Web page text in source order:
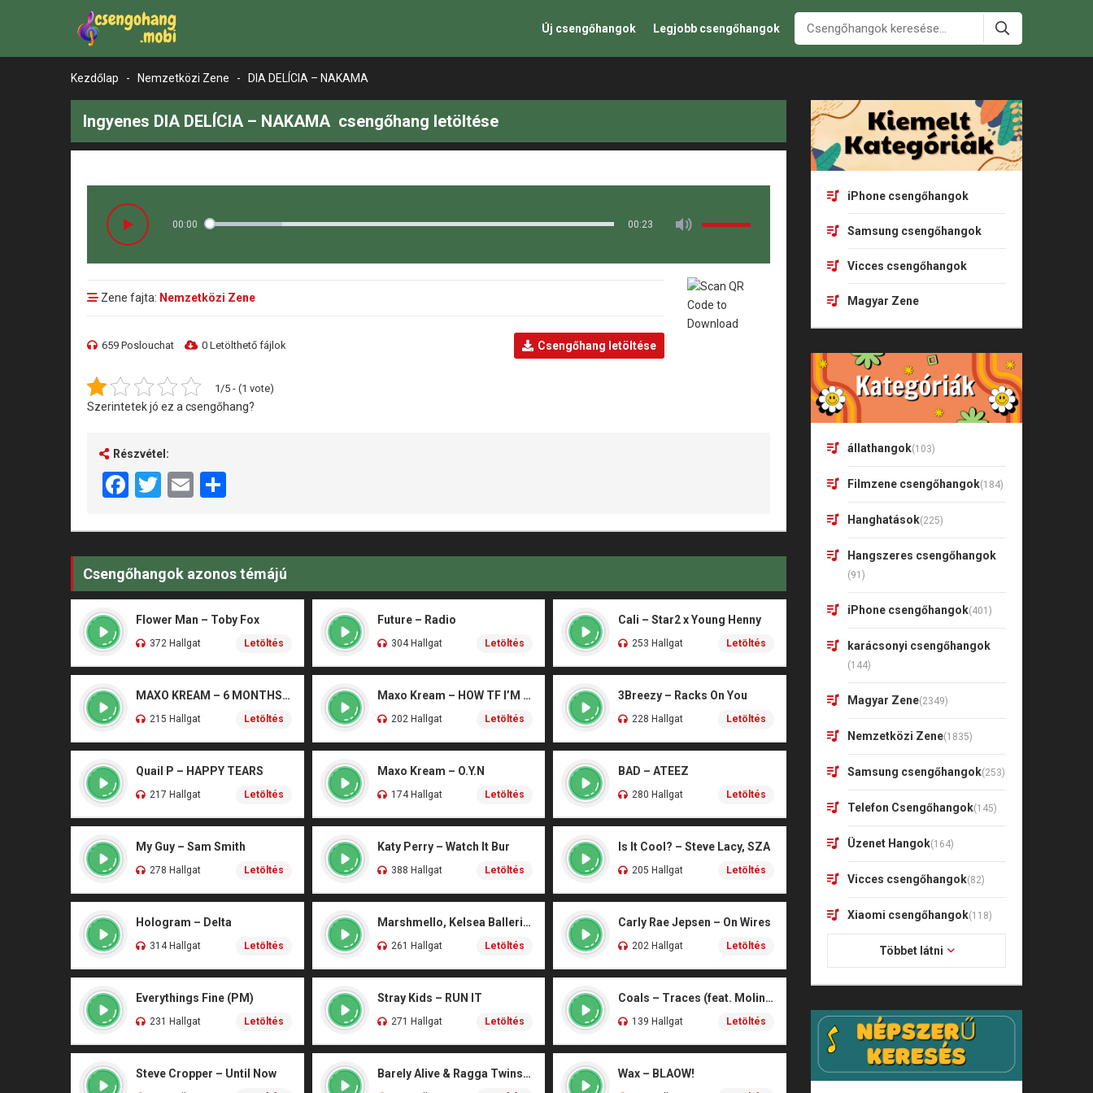
Új csengőhangok Legjobb csengőhangok
Kezdőlap - Nemzetközi Zene - DIA DELÍCIA – NAKAMA
Ingyenes DIA DELÍCIA – NAKAMA csengőhang letöltése
00:00 00:23
Zene fajta: Nemzetközi Zene
659 Poslouchat 0 Letölthető fájlok Csengőhang letöltése
1/5 - (1 vote)
Szerintetek jó ez a csengőhang?
Részvétel:
Facebook
Twitter
Email
Csengőhangok azonos témájú
Flower Man – Toby Fox
372 Hallgat Letöltés
Future – Radio
304 Hallgat Letöltés
Cali – Star2 x Young Henny
253 Hallgat Letöltés
MAXO KREAM – 6 MONTHS CLEAN
215 Hallgat Letöltés
Maxo Kream – HOW TF I’M LUCKY
202 Hallgat Letöltés
3Breezy – Racks On You
228 Hallgat Letöltés
Quail P – HAPPY TEARS
217 Hallgat Letöltés
Maxo Kream – O.Y.N
174 Hallgat Letöltés
BAD – ATEEZ
280 Hallgat Letöltés
My Guy – Sam Smith
278 Hallgat Letöltés
Katy Perry – Watch It Bur
388 Hallgat Letöltés
Is It Cool? – Steve Lacy, SZA
205 Hallgat Letöltés
Hologram – Delta
314 Hallgat Letöltés
Marshmello, Kelsea Ballerini – Another Drink
261 Hallgat Letöltés
Carly Rae Jepsen – On Wires
202 Hallgat Letöltés
Everythings Fine (PM)
231 Hallgat Letöltés
Stray Kids – RUN IT
271 Hallgat Letöltés
Coals – Traces (feat. Molina)
139 Hallgat Letöltés
Steve Cropper – Until Now Barely Alive & Ragga Twins – We Set It Wax – BLAOW!
iPhone csengőhangok
Samsung csengőhangok
Vicces csengőhangok
Magyar Zene
állathangok(103)
Filmzene csengőhangok(184)
Hanghatások(225)
Hangszeres csengőhangok
(91)
iPhone csengőhangok(401)
karácsonyi csengőhangok
(144)
Magyar Zene(2349)
Nemzetközi Zene(1835)
Samsung csengőhangok(253)
Telefon Csengőhangok(145)
Üzenet Hangok(164)
Vicces csengőhangok(82)
Xiaomi csengőhangok(118)
Többet látni